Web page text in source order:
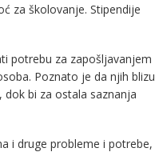
za školovanje. Stipendije
potrebu za zapošljavanjem
Poznato je da njih blizu
bi za ostala saznanja
i druge probleme i potrebe,